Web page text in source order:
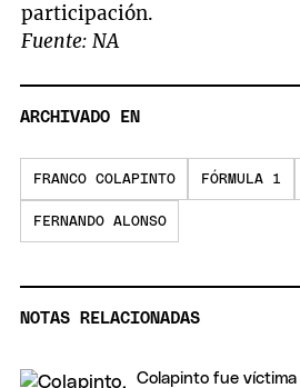
participación.
Fuente: NA
ARCHIVADO EN
FRANCO COLAPINTO FÓRMULA 1
FERNANDO ALONSO
NOTAS RELACIONADAS
Colapinto fue